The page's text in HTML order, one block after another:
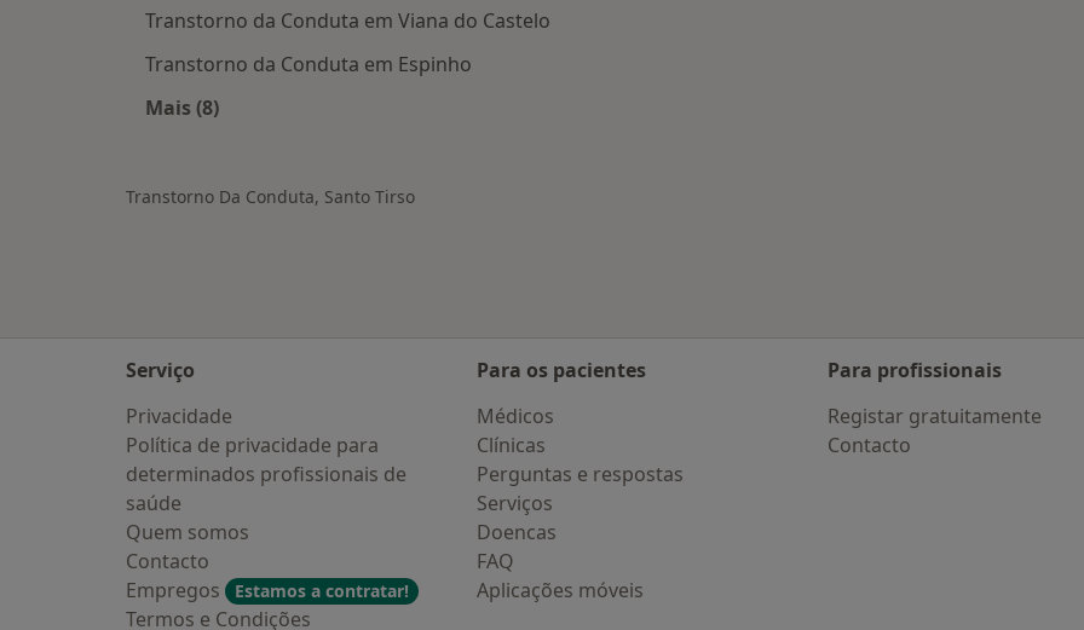
Transtorno da Conduta em Viana do Castelo
Transtorno da Conduta em Espinho
Mais (8)
Transtorno Da Conduta, Santo Tirso
Serviço
Privacidade
Política de privacidade para
determinados profissionais de
saúde
Quem somos
Contacto
Empregos
Estamos a contratar!
Termos e Condições
Para os pacientes
Médicos
Clínicas
Perguntas e respostas
Serviços
Doencas
FAQ
Aplicações móveis
Para profissionais
Registar gratuitamente
Contacto